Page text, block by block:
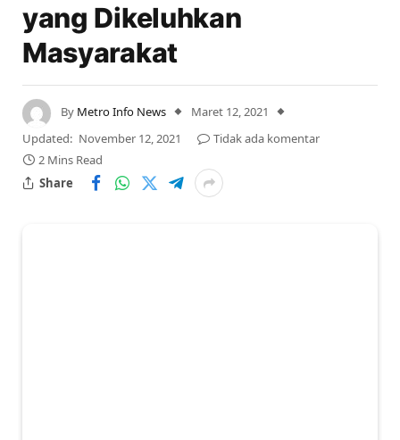
yang Dikeluhkan
Masyarakat
By Metro Info News
Maret 12, 2021
Updated: November 12, 2021
Tidak ada komentar
2 Mins Read
Share